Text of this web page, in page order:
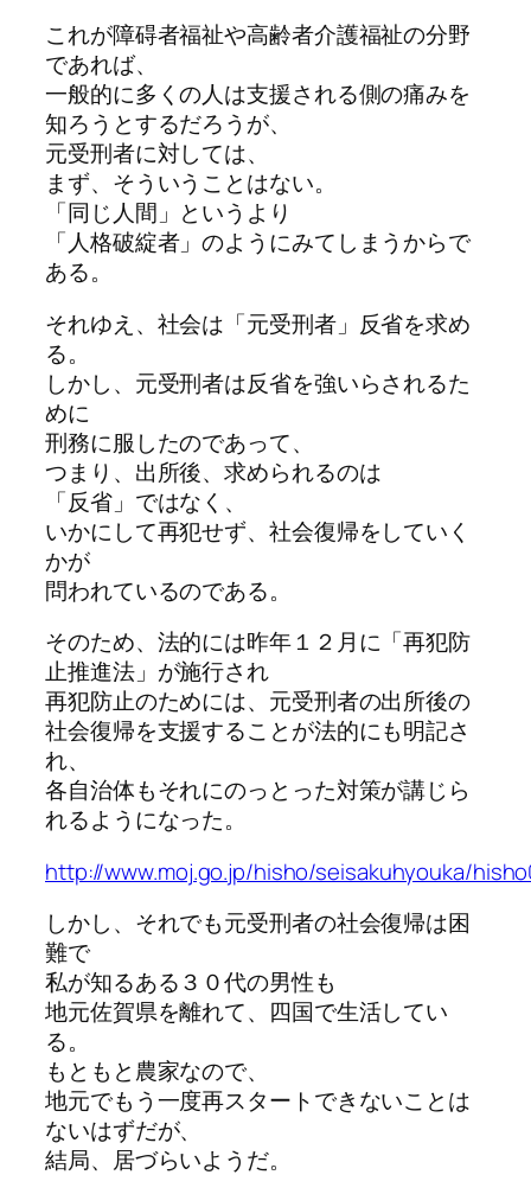
これが障碍者福祉や高齢者介護福祉の分野
であれば、
一般的に多くの人は支援される側の痛みを
知ろうとするだろうが、
元受刑者に対しては、
まず、そういうことはない。
「同じ人間」というより
「人格破綻者」のようにみてしまうからで
ある。
それゆえ、社会は「元受刑者」反省を求め
る。
しかし、元受刑者は反省を強いらされるた
めに
刑務に服したのであって、
つまり、出所後、求められるのは
「反省」ではなく、
いかにして再犯せず、社会復帰をしていく
かが
問われているのである。
そのため、法的には昨年１２月に「再犯防
止推進法」が施行され
再犯防止のためには、元受刑者の出所後の
社会復帰を支援することが法的にも明記さ
れ、
各自治体もそれにのっとった対策が講じら
れるようになった。
http://www.moj.go.jp/hisho/seisakuhyouka/
しかし、それでも元受刑者の社会復帰は困
難で
私が知るある３０代の男性も
地元佐賀県を離れて、四国で生活してい
る。
もともと農家なので、
地元でもう一度再スタートできないことは
ないはずだが、
結局、居づらいようだ。